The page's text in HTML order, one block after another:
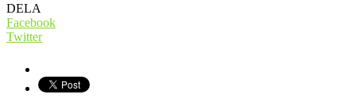
DELA
Facebook
Twitter